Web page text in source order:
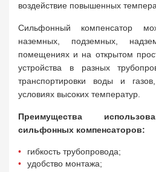
воздействие повышенных
Сильфонный компенсатор
наземных, подземных,
помещениях и на открытом
устройства в разных
транспортировки воды и
условиях высоких температур.
Преимущества
сильфонных компенсаторов:
гибкость трубопровода;
удобство монтажа;